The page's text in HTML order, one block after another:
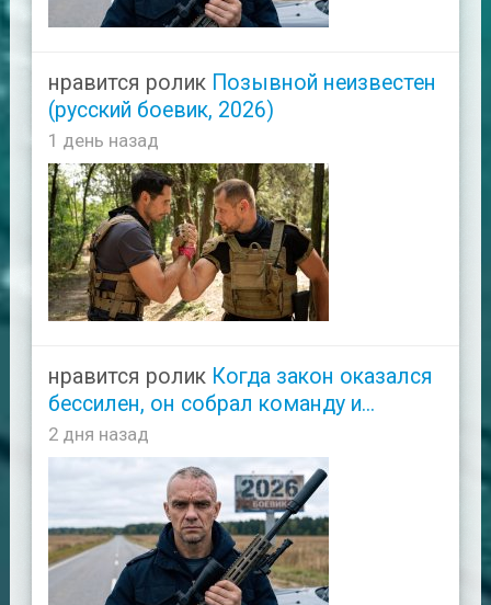
нравится ролик Позывной неизвестен
(русский боевик, 2026)
1 день назад
нравится ролик Когда закон оказался
бессилен, он собрал команду и...
2 дня назад